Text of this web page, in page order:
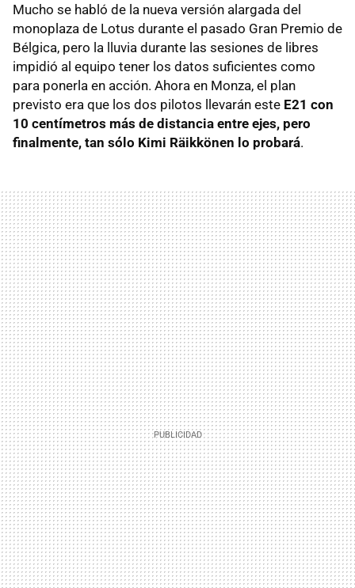
Mucho se habló de la nueva versión alargada del
monoplaza de Lotus durante el pasado Gran Premio de
Bélgica, pero la lluvia durante las sesiones de libres
impidió al equipo tener los datos suficientes como
para ponerla en acción. Ahora en Monza, el plan
previsto era que los dos pilotos llevarán este E21 con
10 centímetros más de distancia entre ejes, pero
finalmente, tan sólo Kimi Räikkönen lo probará.